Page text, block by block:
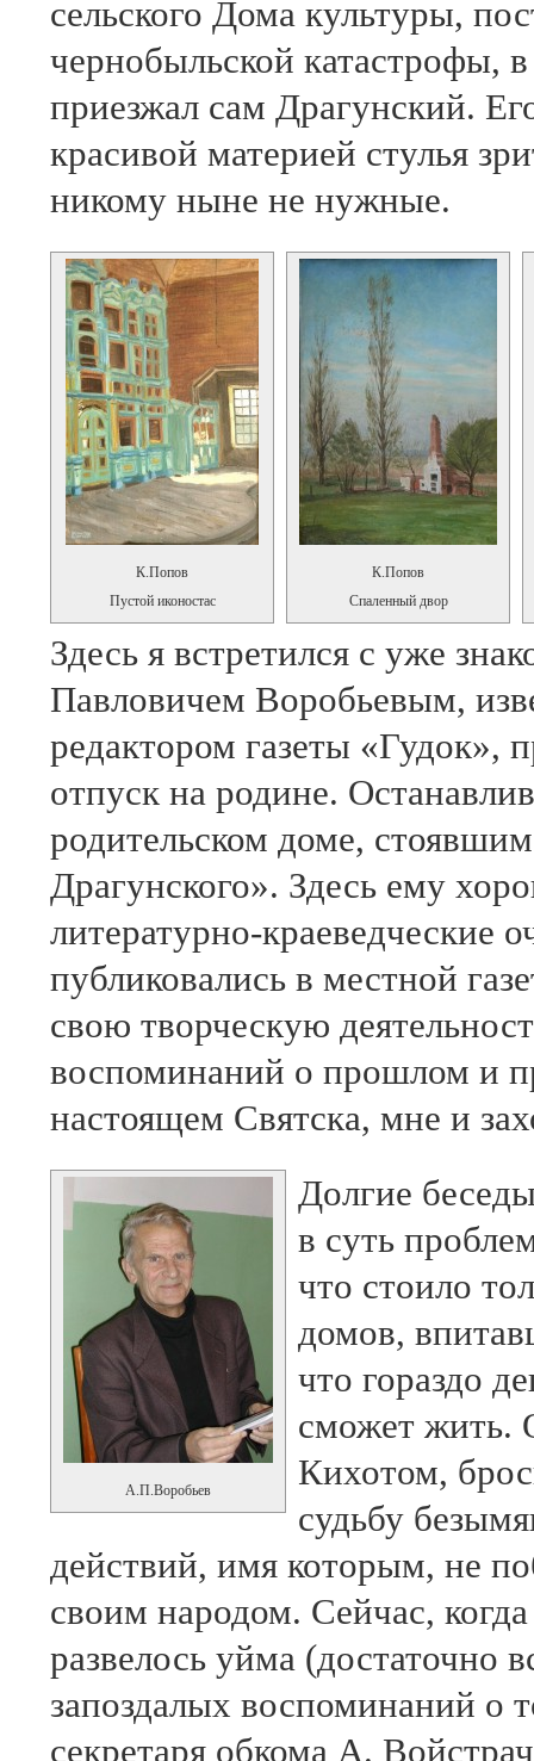
сельского Дома культуры,
чернобыльской катастрофы,
приезжал сам Драгунский.
красивой материей стулья
никому ныне не нужные.
К.Попов
Пустой иконостас
К.Попов
Спаленный двор
Здесь я встретился с уже
Павловичем Воробьевым,
редактором газеты «Гудок»,
отпуск на родине.
родительском доме,
Драгунского». Здесь ему
литературно-краеведческие
публиковались в местной
свою творческую
воспоминаний о прошлом и
настоящем Святска, мне и
А.П.Воробьев
Долгие
в суть
что стоило
домов,
что гораздо
сможет жить.
Кихотом,
судьбу
действий, имя которым, не
своим народом. Сейчас,
развелось уйма (достаточно
запоздалых воспоминаний о
секретаря обкома А.